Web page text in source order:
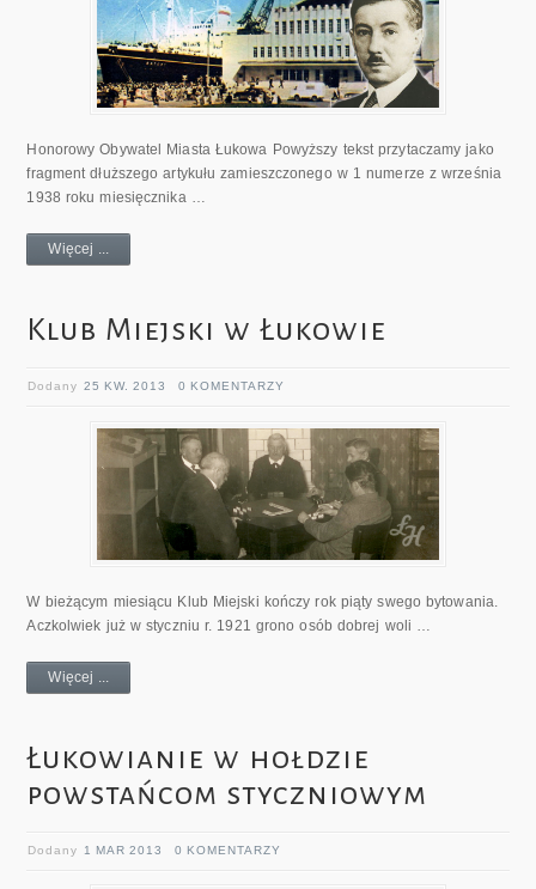
Honorowy Obywatel Miasta Łukowa Powyższy tekst przytaczamy jako
fragment dłuższego artykułu zamieszczonego w 1 numerze z września
1938 roku miesięcznika …
Więcej ...
Klub Miejski w Łukowie
Dodany25 KW. 2013 0 KOMENTARZY
W bieżącym miesiącu Klub Miejski kończy rok piąty swego bytowania.
Aczkolwiek już w styczniu r. 1921 grono osób dobrej woli …
Więcej ...
Łukowianie w hołdzie
powstańcom styczniowym
Dodany 1 MAR 2013 0 KOMENTARZY